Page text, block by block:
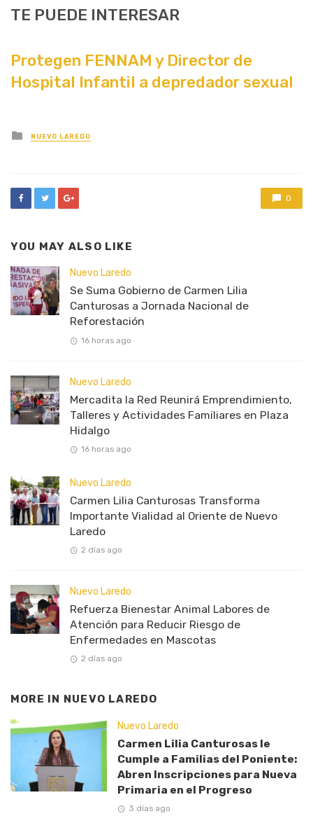
TE PUEDE INTERESAR
Protegen FENNAM y Director de
Hospital Infantil a depredador sexual
Posted
in
NUEVO LAREDO
0
YOU MAY ALSO LIKE
Nuevo Laredo
Se Suma Gobierno de Carmen Lilia
Canturosas a Jornada Nacional de
Reforestación
16 horas ago
Nuevo Laredo
Mercadita la Red Reunirá Emprendimiento,
Talleres y Actividades Familiares en Plaza
Hidalgo
16 horas ago
Nuevo Laredo
Carmen Lilia Canturosas Transforma
Importante Vialidad al Oriente de Nuevo
Laredo
2 días ago
Nuevo Laredo
Refuerza Bienestar Animal Labores de
Atención para Reducir Riesgo de
Enfermedades en Mascotas
2 días ago
MORE IN NUEVO LAREDO
Nuevo Laredo
Carmen Lilia Canturosas le
Cumple a Familias del Poniente:
Abren Inscripciones para Nueva
Primaria en el Progreso
3 días ago